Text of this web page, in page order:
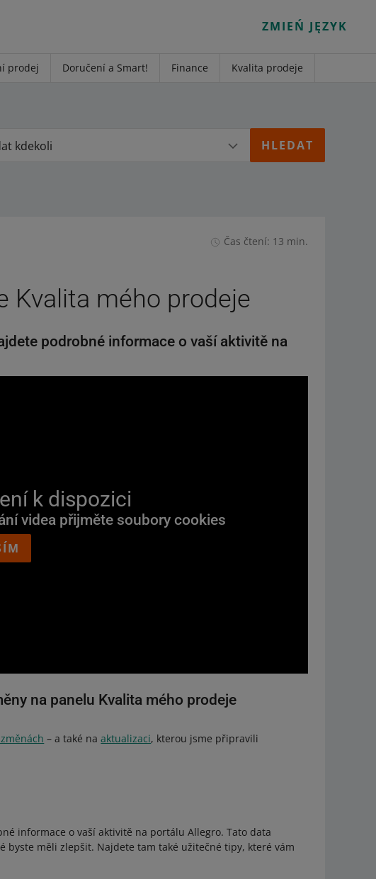
ZMIEŃ JĘZYK
prodej Doručení a Smart! Finance Kvalita prodeje
kdekoli
Čas čtení: 13 min.
Kvalita mého prodeje
podrobné informace o vaší aktivitě na
k dispozici
videa přijměte soubory cookies
na panelu Kvalita mého prodeje
– a také naaktualizaci, kterou jsme připravili
informace o vaší aktivitě na portálu Allegro. Tato data
byste měli zlepšit. Najdete tam také užitečné tipy, které vám